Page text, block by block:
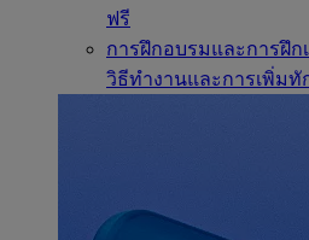
ฟรี
การฝึกอบรมและการฝึก
วิธีทำงานและการเพิ่มทั